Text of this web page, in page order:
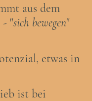
aus dem
- "sich bewegen"
etwas in
ist bei